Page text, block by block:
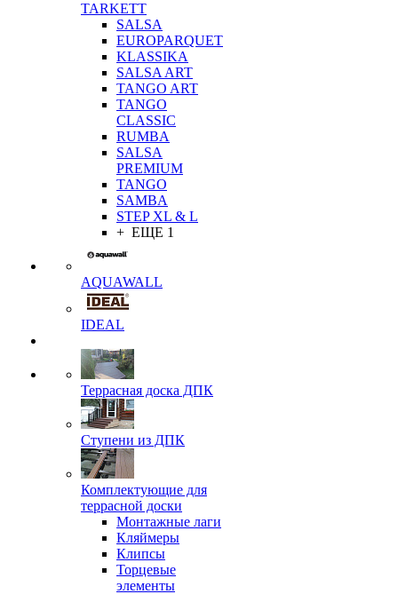
TARKETT
SALSA
EUROPARQUET
KLASSIKA
SALSA ART
TANGO ART
TANGO
CLASSIC
RUMBA
SALSA
PREMIUM
TANGO
SAMBA
STEP XL & L
+ ЕЩЕ 1
AQUAWALL
IDEAL
Террасная доска ДПК
Ступени из ДПК
Комплектующие для
террасной доски
Монтажные лаги
Кляймеры
Клипсы
Торцевые
элементы